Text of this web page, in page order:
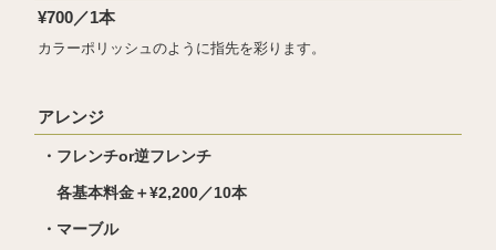
¥700／1本
カラーポリッシュのように指先を彩ります。
アレンジ
・フレンチor逆フレンチ
各基本料金＋¥2,200／10本
・マーブル